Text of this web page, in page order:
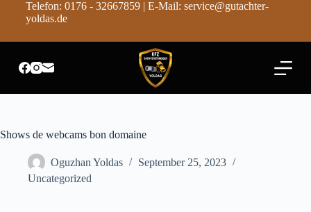
n
p
Telefon: 0176 - 32667859 | E-Mail: service@gutachter-
yoldas.de
Shows de webcams bon domaine
Oguzhan Yoldas
September 25, 2023
Uncategorized